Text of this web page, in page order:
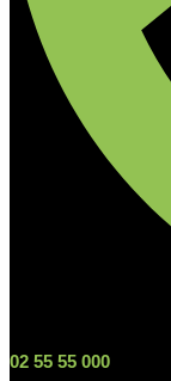
02 55 55 000